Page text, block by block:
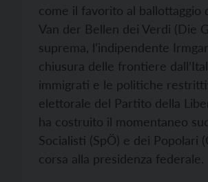
come il favorito al ballottaggio
Van der Bellen dei Verdi (Die
suprema, l’indipendente
chiusura delle frontiere
immigrati e le politiche
elettorale del Partito della
ha costruito il momentaneo
Socialisti (SpÖ) e dei Popolari
corsa alla presidenza federale.